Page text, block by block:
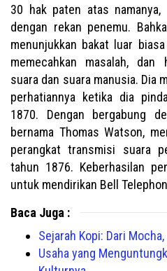
30 hak paten atas
dengan rekan penemu.
menunjukkan bakat luar
memecahkan masalah,
suara dan suara manusia. Dia
perhatiannya ketika dia
1870. Dengan bergabung
bernama Thomas Watson,
perangkat transmisi suara
tahun 1876. Keberhasilan
untuk mendirikan Bell
Baca Juga :
Sejarah Kopi: Dari
Usaha yang